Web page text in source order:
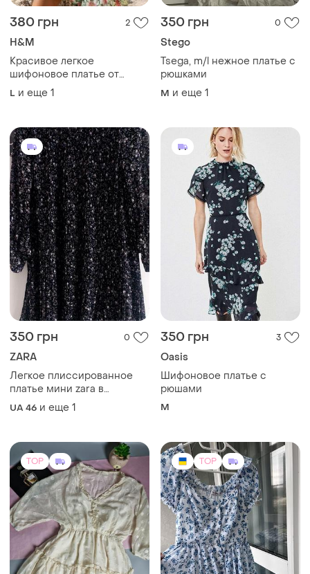
380 грн 2
H&M
Красивое легкое
шифоновое платье от
бренда h&amp;m,
выполненное в
💚
L и еще 1
350 грн 0
Stego
Tsega, m/l нежное платье с
рюшками
M и еще 1
350 грн 0
ZARA
Легкое плиссированное
платье мини zara в
цветочный принт (шифон)
UA 46 и еще 1
350 грн 3
Oasis
Шифоновое платье с
рюшами
M
TOP TOP